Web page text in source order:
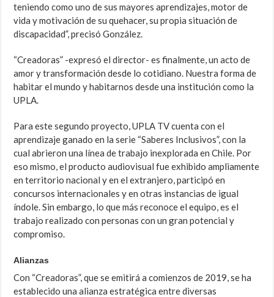
teniendo como uno de sus mayores aprendizajes, motor de
vida y motivación de su quehacer, su propia situación de
discapacidad”, precisó González.
“Creadoras” -expresó el director- es finalmente, un acto de
amor y transformación desde lo cotidiano. Nuestra forma de
habitar el mundo y habitarnos desde una institución como la
UPLA.
Para este segundo proyecto, UPLA TV cuenta con el
aprendizaje ganado en la serie “Saberes Inclusivos”, con la
cual abrieron una línea de trabajo inexplorada en Chile. Por
eso mismo, el producto audiovisual fue exhibido ampliamente
en territorio nacional y en el extranjero, participó en
concursos internacionales y en otras instancias de igual
índole. Sin embargo, lo que más reconoce el equipo, es el
trabajo realizado con personas con un gran potencial y
compromiso.
Alianzas
Con “Creadoras”, que se emitirá a comienzos de 2019, se ha
establecido una alianza estratégica entre diversas